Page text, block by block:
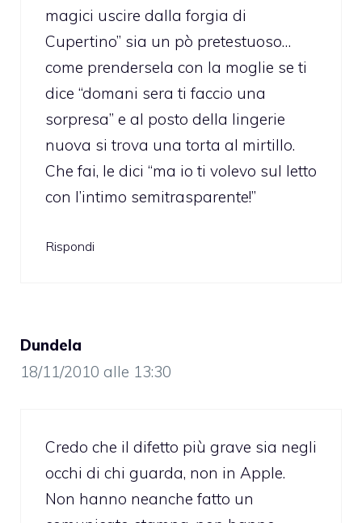
magici uscire dalla forgia di
Cupertino” sia un pò pretestuoso…
come prendersela con la moglie se ti
dice “domani sera ti faccio una
sorpresa” e al posto della lingerie
nuova si trova una torta al mirtillo.
Che fai, le dici “ma io ti volevo sul letto
con l’intimo semitrasparente!”
Rispondi
Dundela
18/11/2010 alle 13:30
Credo che il difetto più grave sia negli
occhi di chi guarda, non in Apple.
Non hanno neanche fatto un